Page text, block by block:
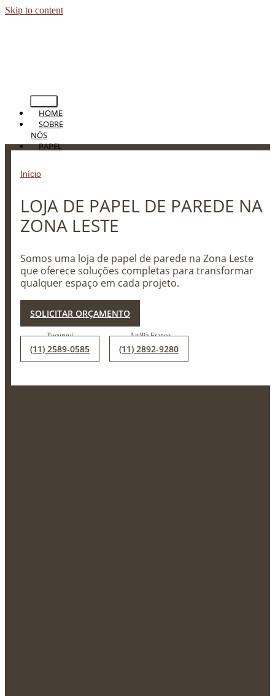
Skip to content
HOME
SOBRE
NÓS
PAPEL
PAREDE
PERSIANAS
TAPETES
PISOS
BLOG
CONTATO
Início
LOJA DE PAPEL DE PAREDE NA
ZONA LESTE
Somos uma loja de papel de parede na Zona Leste
que oferece soluções completas para transformar
qualquer espaço em cada projeto.
SOLICITAR ORÇAMENTO
(11) 2589-0585 (11) 2892-9280